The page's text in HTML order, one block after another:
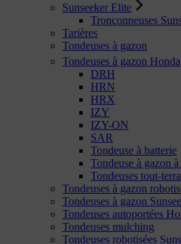
Sunseeker Elite
Tronçonneuses
Tarières
Tondeuses à gazon
Tondeuses à gazon Honda
DRH
HRN
HRX
IZY
IZY-ON
SAR
Tondeuse à batterie
Tondeuse à gazon à
Tondeuses tout-
Tondeuses à gazon
Tondeuses à gazon
Tondeuses autoportées
Tondeuses mulching
Tondeuses robotisées